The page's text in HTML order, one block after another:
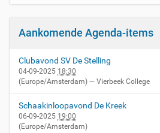
Aankomende Agenda-items
Clubavond SV De Stelling
04-09-2025 18:30
(Europe/Amsterdam) — Vierbeek College
Schaakinloopavond De Kreek
06-09-2025 19:00
(Europe/Amsterdam)